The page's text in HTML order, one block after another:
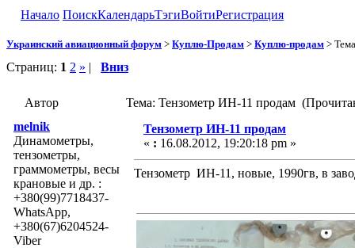
Начало ПоискКалендарьТэгиВойтиРегистрация
Украинский авиационный форум > Куплю-Продам > Куплю-продам >
Страниц: 1 2 » | Вниз
Автор
Тема: Тензометр ИН-11 продам
melnik
Динамометры,
тензометры,
граммометры, весы
крановые и др. :
+380(99)7718437-
WhatsApp,
+380(67)6204524-
Viber
Тензометр ИН-11 продам
« : 16.08.2012, 19:20:18 pm »
Тензометр ИН-11, новые, 1990гв, в